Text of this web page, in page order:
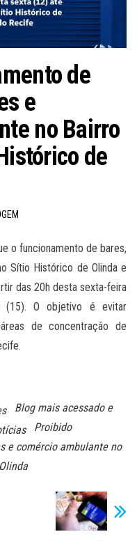
de
e
no Bairro
de
o funcionamento de bares,
Sítio Histórico de Olinda e
das 20h desta sexta-feira
(15). O objetivo é evitar
de concentração de
Blog mais acessado e
Proibido
e comércio ambulante no